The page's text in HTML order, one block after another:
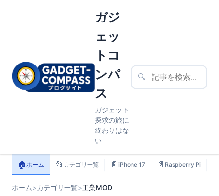
ガジ
ェッ
トコ
ンパ
ス
ガジェット
探求の旅に
終わりはな
い
🔍
🏠ホーム 📂 カテゴリ一覧 📄 iPhone 17 📄 Raspberry Pi
ホーム>カテゴリ一覧>工業MOD